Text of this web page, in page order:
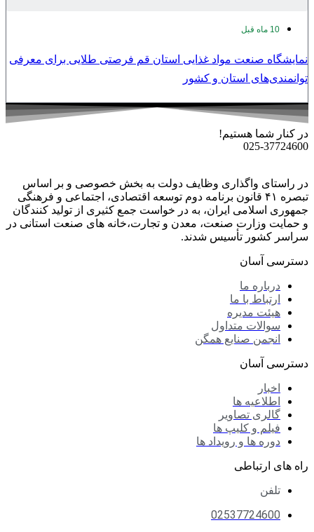
10 ماه قبل
نمایشگاه صنعت مواد غذایی استان قم فرصتی طلایی برای معرفی
توانمندی‌های استان و کشور
در کنار شما هستیم!
025-37724600
در راستای واگذاری وظایف دولت به بخش خصوصی و بر اساس
تبصره ۴۱ قانون برنامه دوم توسعه اقتصادی، اجتماعی و فرهنگی
جمهوری اسلامی ایران، به در خواست جمع کثیری از تولید کنندگان
و حمایت وزارت صنعت، معدن و تجارت،خانه های صنعت استانی در
سراسر کشور تأسیس شدند.
دسترسی آسان
درباره ما
ارتباط با ما
هیئت مدیره
سوالات متداول
انجمن صنایع همگن
دسترسی آسان
اخبار
اطلاعیه ها
گالری تصاویر
فیلم و کلیپ ها
دوره ها و رویداد ها
راه های ارتباطی
تلفن
02537724600